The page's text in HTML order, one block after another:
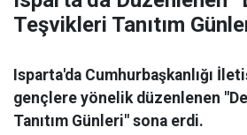
Teşvikleri Tanıtım
Isparta'da Cumhurbaşkanlığı
gençlere yönelik düzenlenen
Tanıtım Günleri" sona erdi.